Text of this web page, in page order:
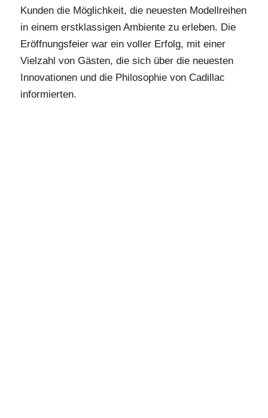
Kunden die Möglichkeit, die neuesten Modellreihen
in einem erstklassigen Ambiente zu erleben. Die
Eröffnungsfeier war ein voller Erfolg, mit einer
Vielzahl von Gästen, die sich über die neuesten
Innovationen und die Philosophie von Cadillac
informierten.